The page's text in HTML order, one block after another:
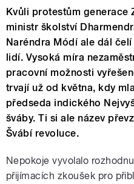
Kvůli protestům generace
ministr školství
Naréndra Módí ale dál
lidí. Vysoká míra
pracovní možnosti
trvají už od května, kdy
předseda indického
šváby. Ti si ale název
Švábí revoluce.
Nepokoje vyvolalo
přijímacích zkoušek pro